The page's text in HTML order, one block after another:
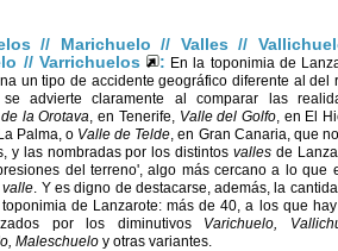
// Marichuelo // Valles //
// Varrichuelos
: En la toponimia de
un tipo de accidente geográfico diferente al del
advierte claramente al comparar las
la Orotava, en Tenerife, Valle del Golfo, en El
Palma, o Valle de Telde, en Gran Canaria, que
y las nombradas por los distintosvalles de
del terreno', algo más cercano a lo que
valle. Y es digno de destacarse, además, la
de Lanzarote: más de 40, a los que
por los diminutivos Varichuelo,
Maleschuelo y otras variantes.